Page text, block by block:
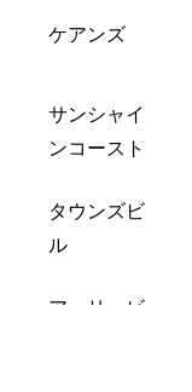
ケアンズ
サンシャイ
ンコースト
タウンズビ
ル
アーリービ